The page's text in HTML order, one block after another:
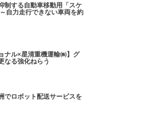
制する自動車移動用「スケ
自力走行できない車両を約
ナル×星清重機運輸㈱】グ
なる強化ねらう
でロボット配送サービスを